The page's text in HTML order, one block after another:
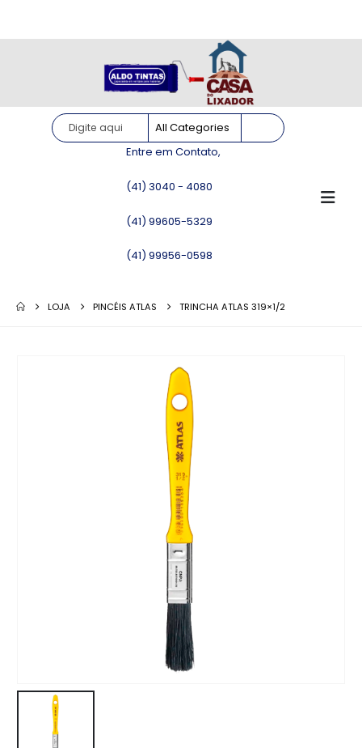
Entre em Contato,
(41) 3040 - 4080
(41) 99605-5329
(41) 99956-0598
LOJA PINCÉIS ATLAS TRINCHA ATLAS 319×1/2